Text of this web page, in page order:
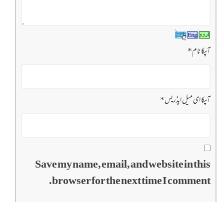
آپکا نام*
آپکا ای میل ایڈریس*
Save my name, email, and website in this
browser for the next time I comment.